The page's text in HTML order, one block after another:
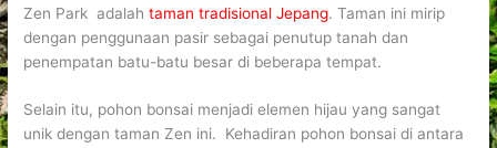
Zen Park adalahtaman tradisional Jepang. Taman ini mirip
dengan penggunaan pasir sebagai penutup tanah dan
penempatan batu-batu besar di beberapa tempat.
Selain itu, pohon bonsai menjadi elemen hijau yang sangat
unik dengan taman Zen ini. Kehadiran pohon bonsai di antara